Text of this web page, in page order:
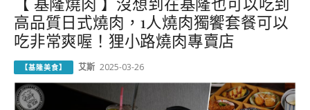
高品質日式燒肉，1人燒肉獨饗套餐可以
吃非常爽喔！狸小路燒肉專賣店
【基隆美食】 艾斯 2025-03-26